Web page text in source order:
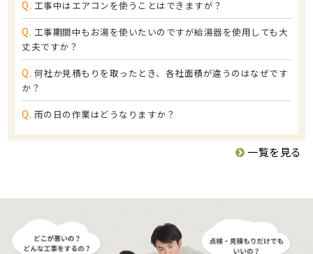
Q. 工事中はエアコンを使うことはできますが？
Q. 工事期間中もお湯を使いたいのですが給湯器を使用しても大
丈夫ですか？
Q. 何社か見積もりを取ったとき、各社面積が違うのはなぜです
か？
Q. 雨の日の作業はどうなりますか？
一覧を見る